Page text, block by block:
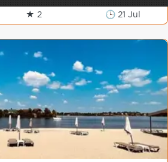
★ 2 🕒 21 Jul